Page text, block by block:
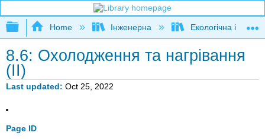
Expand/collapse global hierarchy
Home Інженерна Екологічна
8.6: Охолодження та нагрівання
(II)
Last updated Oct 25, 2022
Page ID